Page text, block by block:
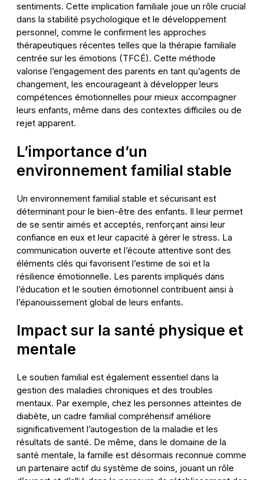
sentiments. Cette implication familiale joue un rôle crucial
dans la stabilité psychologique et le développement
personnel, comme le confirment les approches
thérapeutiques récentes telles que la thérapie familiale
centrée sur les émotions (TFCÉ). Cette méthode
valorise l’engagement des parents en tant qu’agents de
changement, les encourageant à développer leurs
compétences émotionnelles pour mieux accompagner
leurs enfants, même dans des contextes difficiles ou de
rejet apparent.
L’importance d’un
environnement familial stable
Un environnement familial stable et sécurisant est
déterminant pour le bien-être des enfants. Il leur permet
de se sentir aimés et acceptés, renforçant ainsi leur
confiance en eux et leur capacité à gérer le stress. La
communication ouverte et l’écoute attentive sont des
éléments clés qui favorisent l’estime de soi et la
résilience émotionnelle. Les parents impliqués dans
l’éducation et le soutien émotionnel contribuent ainsi à
l’épanouissement global de leurs enfants.
Impact sur la santé physique et
mentale
Le soutien familial est également essentiel dans la
gestion des maladies chroniques et des troubles
mentaux. Par exemple, chez les personnes atteintes de
diabète, un cadre familial compréhensif améliore
significativement l’autogestion de la maladie et les
résultats de santé. De même, dans le domaine de la
santé mentale, la famille est désormais reconnue comme
un partenaire actif du système de soins, jouant un rôle